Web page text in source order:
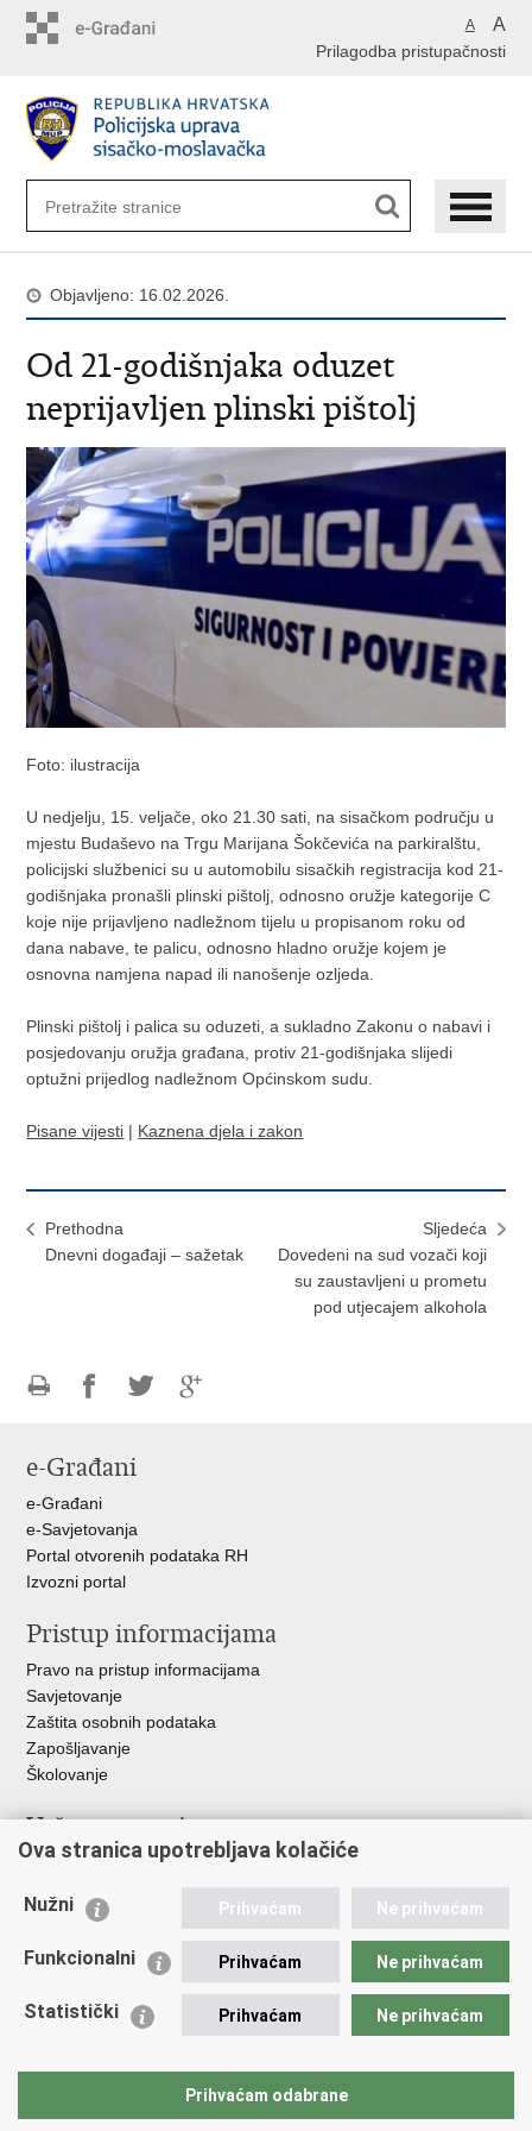
A A
Prilagodba pristupačnosti
Objavljeno: 16.02.2026.
​Od 21-godišnjaka oduzet
neprijavljen plinski pištolj
Foto: ilustracija
U nedjelju, 15. veljače, oko 21.30 sati, na sisačkom području u
mjestu Budaševo na Trgu Marijana Šokčevića na parkiralštu,
policijski službenici su u automobilu sisačkih registracija kod 21-
godišnjaka pronašli plinski pištolj, odnosno oružje kategorije C
koje nije prijavljeno nadležnom tijelu u propisanom roku od
dana nabave, te palicu, odnosno hladno oružje kojem je
osnovna namjena napad ili nanošenje ozljeda.
Plinski pištolj i palica su oduzeti, a sukladno Zakonu o nabavi i
posjedovanju oružja građana, protiv 21-godišnjaka slijedi
optužni prijedlog nadležnom Općinskom sudu.
Pisane vijesti | Kaznena djela i zakon
Prethodna
​Dnevni događaji – sažetak
Sljedeća
​Dovedeni na sud vozači koji
su zaustavljeni u prometu
pod utjecajem alkohola
FacebookuTwitteru
e-Građani
e-Građani
e-Savjetovanja
Portal otvorenih podataka RH
Izvozni portal
Pristup informacijama
Pravo na pristup informacijama
Savjetovanje
Zaštita osobnih podataka
Zapošljavanje
Školovanje
Važne poveznice
Ministarstvo unutarnjih poslova
Udruge
Policijska akademija
Zaklada policijske solidarnosti
Vučetić"
Ova stranica upotrebljava kolačiće
Nužni Prihvaćam Ne prihvaćam
Funkcionalni Prihvaćam Ne prihvaćam
Statistički Prihvaćam Ne prihvaćam
Prihvaćam odabrane